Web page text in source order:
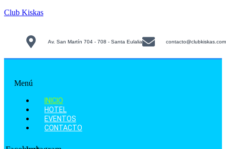
Club Kiskas
Av. San Martín 704 - 708 - Santa Eulalia contacto@clubkiskas.com
Menú
INICIO
HOTEL
EVENTOS
CONTACTO